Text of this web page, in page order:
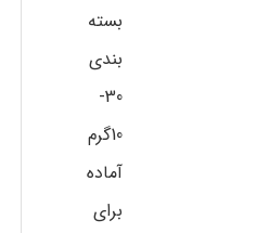
بسته
بندي
30-
10گرم
آماده
براي